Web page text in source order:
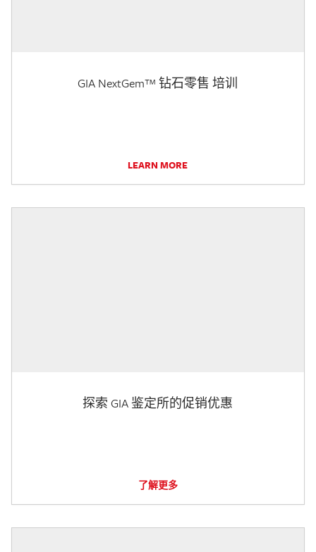
GIA NextGem™ 钻石零售 培训
LEARN MORE
探索 GIA 鉴定所的促销优惠
了解更多